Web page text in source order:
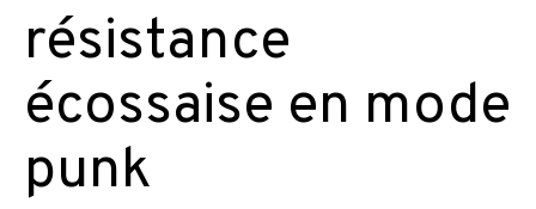
résistance
écossaise en mode
punk